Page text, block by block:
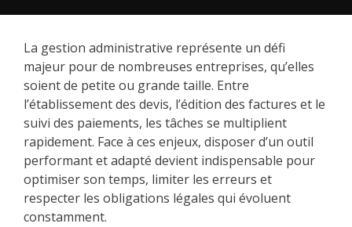
La gestion administrative représente un défi
majeur pour de nombreuses entreprises, qu’elles
soient de petite ou grande taille. Entre
l’établissement des devis, l’édition des factures et le
suivi des paiements, les tâches se multiplient
rapidement. Face à ces enjeux, disposer d’un outil
performant et adapté devient indispensable pour
optimiser son temps, limiter les erreurs et
respecter les obligations légales qui évoluent
constamment.